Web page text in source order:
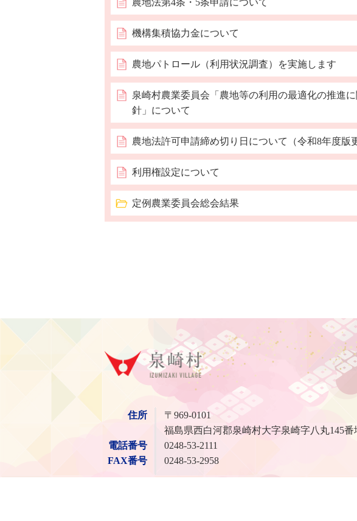
農地法第4条・5条申請について
機構集積協力金について
農地パトロール（利用状況調査）を実施します
泉崎村農業委員会「農地等の利用の最適化の推進
針」について
農地法許可申請締め切り日について（令和8年度版
利用権設定について
定例農業委員会総会結果
泉崎村
住所
〒969-0101
福島県西白河郡泉崎村大字泉崎字八丸145番
電話番号
0248-53-2111
FAX番号
0248-53-2958